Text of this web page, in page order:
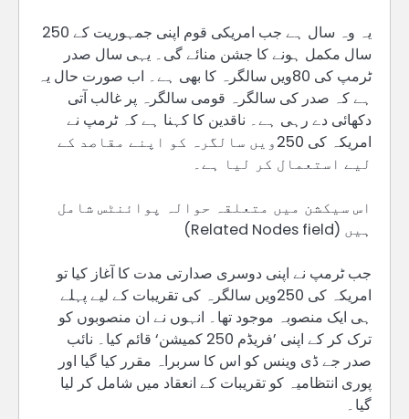
یہ وہ سال ہے جب امریکی قوم اپنی جمہوریت کے 250
سال مکمل ہونے کا جشن منائے گی۔ یہی سال صدر
ٹرمپ کی 80ویں سالگرہ کا بھی ہے۔ اب صورت حال یہ
ہے کہ صدر کی سالگرہ قومی سالگرہ پر غالب آتی
دکھائی دے رہی ہے۔ ناقدین کا کہنا ہے کہ ٹرمپ نے
امریکہ کی 250ویں سالگرہ کو اپنے مقاصد کے
لیے استعمال کر لیا ہے۔
اس سیکشن میں متعلقہ حوالہ پوائنٹس شامل
ہیں (Related Nodes field)
جب ٹرمپ نے اپنی دوسری صدارتی مدت کا آغاز کیا تو
امریکہ کی 250ویں سالگرہ کی تقریبات کے لیے پہلے
ہی ایک منصوبہ موجود تھا۔ انہوں نے ان منصوبوں کو
ترک کر کے اپنی ’فریڈم 250 کمیشن‘ قائم کیا۔ نائب
صدر جے ڈی وینس کو اس کا سربراہ مقرر کیا گیا اور
پوری انتظامیہ کو تقریبات کے انعقاد میں شامل کر لیا
گیا۔